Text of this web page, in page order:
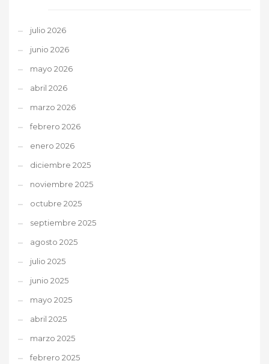
julio 2026
junio 2026
mayo 2026
abril 2026
marzo 2026
febrero 2026
enero 2026
diciembre 2025
noviembre 2025
octubre 2025
septiembre 2025
agosto 2025
julio 2025
junio 2025
mayo 2025
abril 2025
marzo 2025
febrero 2025